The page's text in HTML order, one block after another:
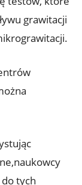
grawitacji
tych‍